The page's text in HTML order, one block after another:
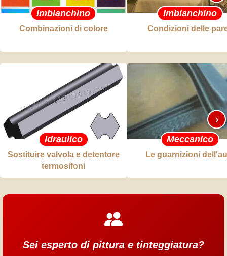
Imbianchino
Combinazioni di colore
Imbianchino
Condizioni delle
Idraulico
Sostituire valvola e detentore
termosifoni
Meccanico
Le guarnizioni
›
Sei esperto di pittura e tinteggiatura?